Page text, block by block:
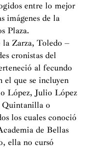
entre lo mejor
imágenes de la
Plaza.
Zarza, Toledo –
cronistas del
al fecundo
el que se incluyen
López, Julio López
Quintanilla o
los cuales conoció
de Bellas
ella no cursó